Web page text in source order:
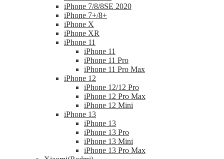
iPhone 7/8/8SE 2020
iPhone 7+/8+
iPhone X
iPhone XR
iPhone 11
iPhone 11
iPhone 11 Pro
iPhone 11 Pro Max
iPhone 12
iPhone 12/12 Pro
iPhone 12 Pro Max
iPhone 12 Mini
iPhone 13
iPhone 13
iPhone 13 Pro
iPhone 13 Mini
iPhone 13 Pro Max